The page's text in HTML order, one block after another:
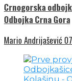
Crnogorska
Odbojka Crna Gora
Mario Andrijašević